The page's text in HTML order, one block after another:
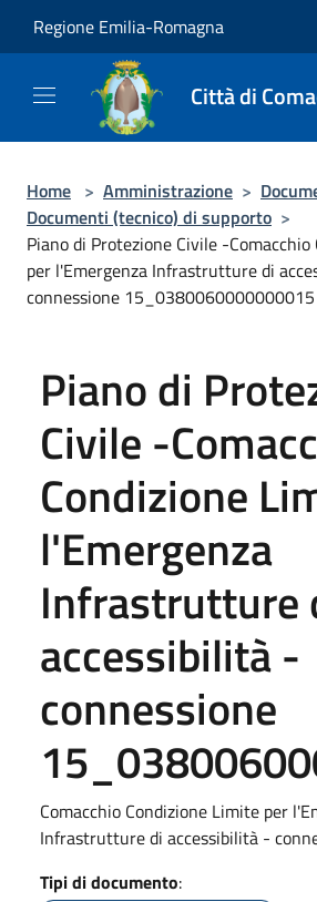
Regione Emilia-Romagna
Città di
Home > Amministrazione >
Documenti (tecnico) di supporto >
Piano di Protezione Civile -
per l'Emergenza Infrastrutture di
connessione 15_0380060000000015
Piano di
Civile -
Condizione
l'Emergenza
Infrastrutture
accessibilità -
connessione
Comacchio Condizione Limite per
Infrastrutture di accessibilità -
Tipi di documento: